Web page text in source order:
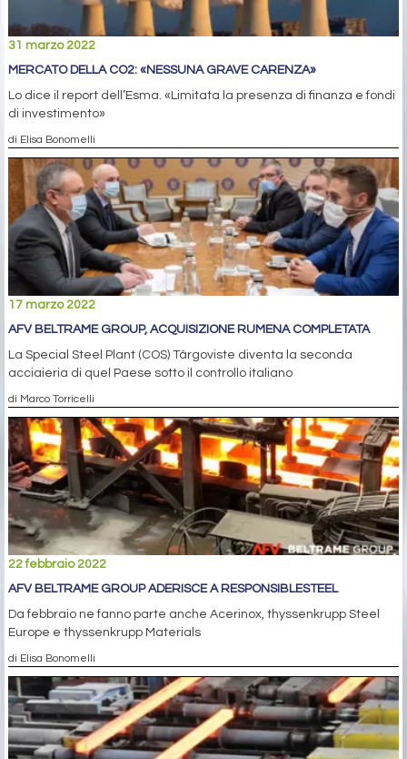
31 marzo 2022
MERCATO DELLA CO2: «NESSUNA GRAVE CARENZA»
Lo dice il report dell’Esma. «Limitata la presenza di finanza e fondi
di investimento»
di Elisa Bonomelli
17 marzo 2022
AFV BELTRAME GROUP, ACQUISIZIONE RUMENA COMPLETATA
La Special Steel Plant (COS) Târgoviste diventa la seconda
acciaieria di quel Paese sotto il controllo italiano
di Marco Torricelli
22 febbraio 2022
AFV BELTRAME GROUP ADERISCE A RESPONSIBLESTEEL
Da febbraio ne fanno parte anche Acerinox, thyssenkrupp Steel
Europe e thyssenkrupp Materials
di Elisa Bonomelli